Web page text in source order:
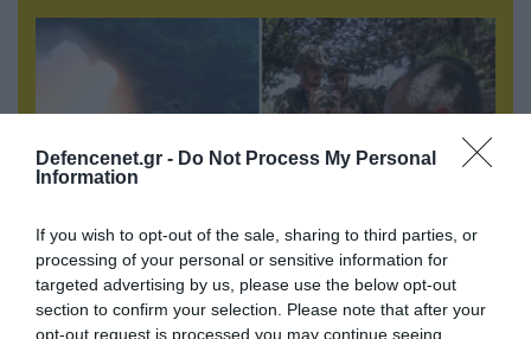
Defencenet.gr - Do Not Process My Personal
Information
If you wish to opt-out of the sale, sharing to third parties, or
processing of your personal or sensitive information for
targeted advertising by us, please use the below opt-out
section to confirm your selection. Please note that after your
opt-out request is processed you may continue seeing
08.08.2026 | 14:02